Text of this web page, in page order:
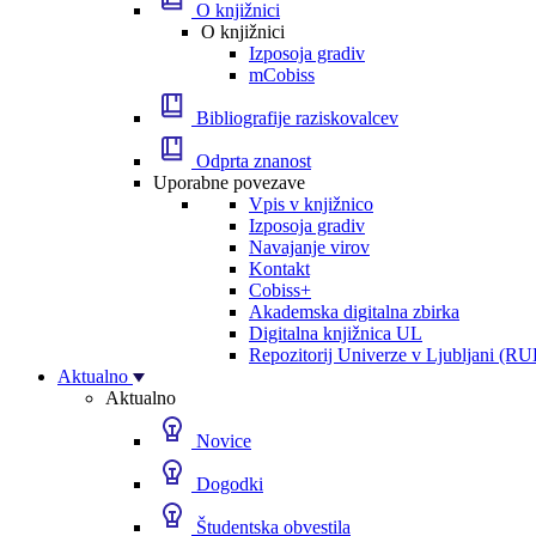
O knjižnici
O knjižnici
Izposoja gradiv
mCobiss
Bibliografije raziskovalcev
Odprta znanost
Uporabne povezave
Vpis v knjižnico
Izposoja gradiv
Navajanje virov
Kontakt
Cobiss+
Akademska digitalna zbirka
Digitalna knjižnica UL
Repozitorij Univerze v Ljubljani
Aktualno
Aktualno
Novice
Dogodki
Študentska obvestila